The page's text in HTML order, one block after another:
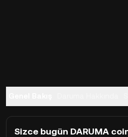
Sizce bugün DARUMA